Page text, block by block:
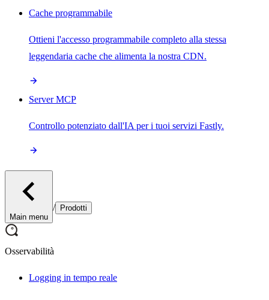
Cache programmabile
Ottieni l'accesso programmabile completo alla stessa
leggendaria cache che alimenta la nostra CDN.
Server MCP
Controllo potenziato dall'IA per i tuoi servizi Fastly.
Main menu
/ Prodotti
Osservabilità
Logging in tempo reale